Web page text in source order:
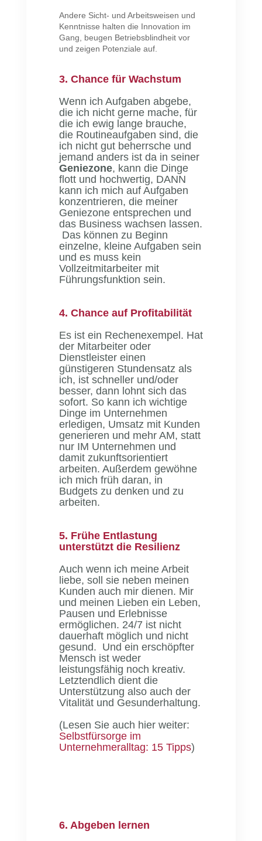
Andere Sicht- und Arbeitsweisen und
Kenntnisse halten die Innovation im
Gang, beugen Betriebsblindheit vor
und zeigen Potenziale auf.
3. Chance für Wachstum
Wenn ich Aufgaben abgebe,
die ich nicht gerne mache, für
die ich ewig lange brauche,
die Routineaufgaben sind, die
ich nicht gut beherrsche und
jemand anders ist da in seiner
Geniezone, kann die Dinge
flott und hochwertig, DANN
kann ich mich auf Aufgaben
konzentrieren, die meiner
Geniezone entsprechen und
das Business wachsen lassen.
Das können zu Beginn
einzelne, kleine Aufgaben sein
und es muss kein
Vollzeitmitarbeiter mit
Führungsfunktion sein.
4. Chance auf Profitabilität
Es ist ein Rechenexempel. Hat
der Mitarbeiter oder
Dienstleister einen
günstigeren Stundensatz als
ich, ist schneller und/oder
besser, dann lohnt sich das
sofort. So kann ich wichtige
Dinge im Unternehmen
erledigen, Umsatz mit Kunden
generieren und mehr AM, statt
nur IM Unternehmen und
damit zukunftsorientiert
arbeiten. Außerdem gewöhne
ich mich früh daran, in
Budgets zu denken und zu
arbeiten.
5. Frühe Entlastung
unterstützt die Resilienz
Auch wenn ich meine Arbeit
liebe, soll sie neben meinen
Kunden auch mir dienen. Mir
und meinen Lieben ein Leben,
Pausen und Erlebnisse
ermöglichen. 24/7 ist nicht
dauerhaft möglich und nicht
gesund. Und ein erschöpfter
Mensch ist weder
leistungsfähig noch kreativ.
Letztendlich dient die
Unterstützung also auch der
Vitalität und Gesunderhaltung.
(Lesen Sie auch hier weiter:
Selbstfürsorge im
Unternehmeralltag: 15 Tipps)
6. Abgeben lernen